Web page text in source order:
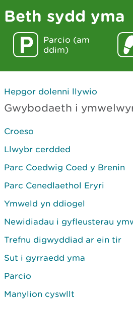
Beth sydd yma
Parcio (am
ddim)
Hepgor dolenni llywio
Gwybodaeth i
Croeso
Llwybr cerdded
Parc Coedwig Coed y Brenin
Parc Cenedlaethol Eryri
Ymweld yn ddiogel
Newidiadau i gyfleusterau
Trefnu digwyddiad ar ein tir
Sut i gyrraedd yma
Parcio
Manylion cyswllt